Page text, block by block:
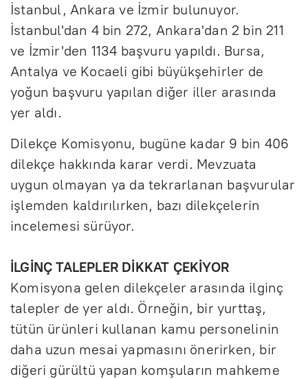
İstanbul, Ankara ve İzmir bulunuyor.
İstanbul'dan 4 bin 272, Ankara'dan 2 bin 211
ve İzmir'den 1134 başvuru yapıldı. Bursa,
Antalya ve Kocaeli gibi büyükşehirler de
yoğun başvuru yapılan diğer iller arasında
yer aldı.
Dilekçe Komisyonu, bugüne kadar 9 bin 406
dilekçe hakkında karar verdi. Mevzuata
uygun olmayan ya da tekrarlanan başvurular
işlemden kaldırılırken, bazı dilekçelerin
incelemesi sürüyor.
İLGİNÇ TALEPLER DİKKAT ÇEKİYOR
Komisyona gelen dilekçeler arasında ilginç
talepler de yer aldı. Örneğin, bir yurttaş,
tütün ürünleri kullanan kamu personelinin
daha uzun mesai yapmasını önerirken, bir
diğeri gürültü yapan komşuların mahkeme